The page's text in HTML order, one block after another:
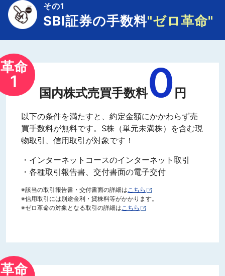
その1
SBI証券の手数料"ゼロ革命"
革命
1
国内株式売買手数料0 円
以下の条件を満たすと、約定金額にかかわらず売
買手数料が無料です。S株（単元未満株）を含む現
物取引、信用取引が対象です！
・インターネットコースのインターネット取引
・各種取引報告書、交付書面の電子交付
※該当の取引報告書・交付書面の詳細は こちら
※信用取引には別途金利・貸株料等がかかります。
※ゼロ革命の対象となる取引の詳細は こちら
革命